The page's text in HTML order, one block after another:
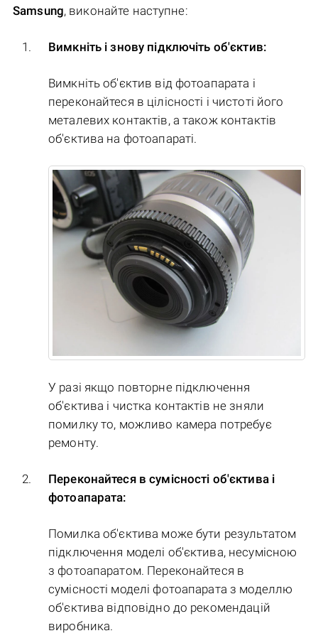
Samsung, виконайте наступне:
Вимкніть і знову підключіть об'єктив:
Вимкніть об'єктив від фотоапарата і
переконайтеся в цілісності і чистоті його
металевих контактів, а також контактів
об'єктива на фотоапараті.
У разі якщо повторне підключення
об'єктива і чистка контактів не зняли
помилку то, можливо камера потребує
ремонту.
Переконайтеся в сумісності об'єктива і
фотоапарата:
Помилка об'єктива може бути результатом
підключення моделі об'єктива, несумісною
з фотоапаратом. Переконайтеся в
сумісності моделі фотоапарата з моделлю
об'єктива відповідно до рекомендацій
виробника.